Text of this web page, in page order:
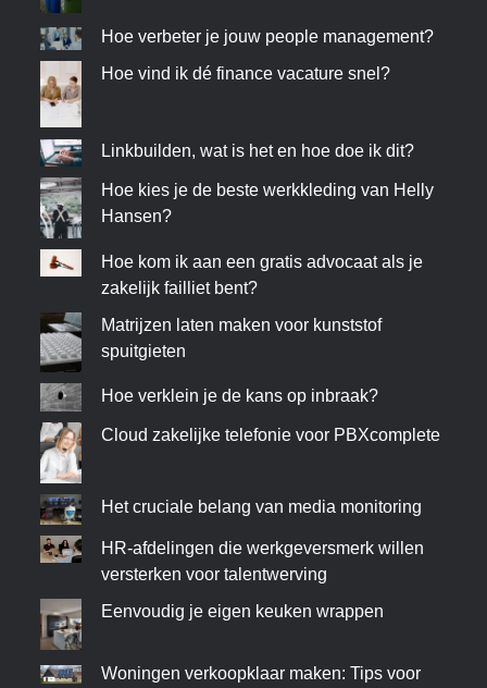
Hoe verbeter je jouw people management?
Hoe vind ik dé finance vacature snel?
Linkbuilden, wat is het en hoe doe ik dit?
Hoe kies je de beste werkkleding van Helly
Hansen?
Hoe kom ik aan een gratis advocaat als je
zakelijk failliet bent?
Matrijzen laten maken voor kunststof
spuitgieten
Hoe verklein je de kans op inbraak?
Cloud zakelijke telefonie voor PBXcomplete
Het cruciale belang van media monitoring
HR-afdelingen die werkgeversmerk willen
versterken voor talentwerving
Eenvoudig je eigen keuken wrappen
Woningen verkoopklaar maken: Tips voor